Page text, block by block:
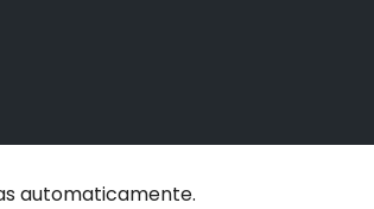
automaticamente.